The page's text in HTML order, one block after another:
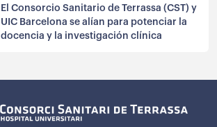
El Consorcio Sanitario de Terrassa (CST) y
UIC Barcelona se alían para potenciar la
docencia y la investigación clínica